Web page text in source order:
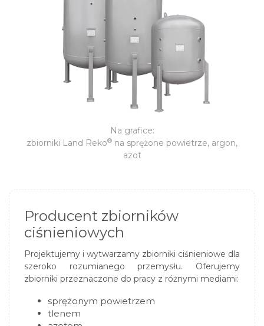
Na grafice:
zbiorniki Land Reko® na sprężone powietrze, argon,
azot
Producent zbiorników
ciśnieniowych
Projektujemy i wytwarzamy zbiorniki ciśnieniowe dla
szeroko rozumianego przemysłu. Oferujemy
zbiorniki przeznaczone do pracy z różnymi mediami:
sprężonym powietrzem
tlenem